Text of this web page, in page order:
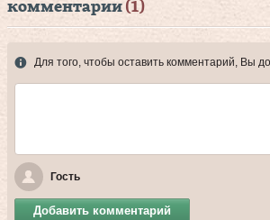
комментарии (1)
Для того, чтобы оставить комментарий, Вы
Гость
Добавить комментарий